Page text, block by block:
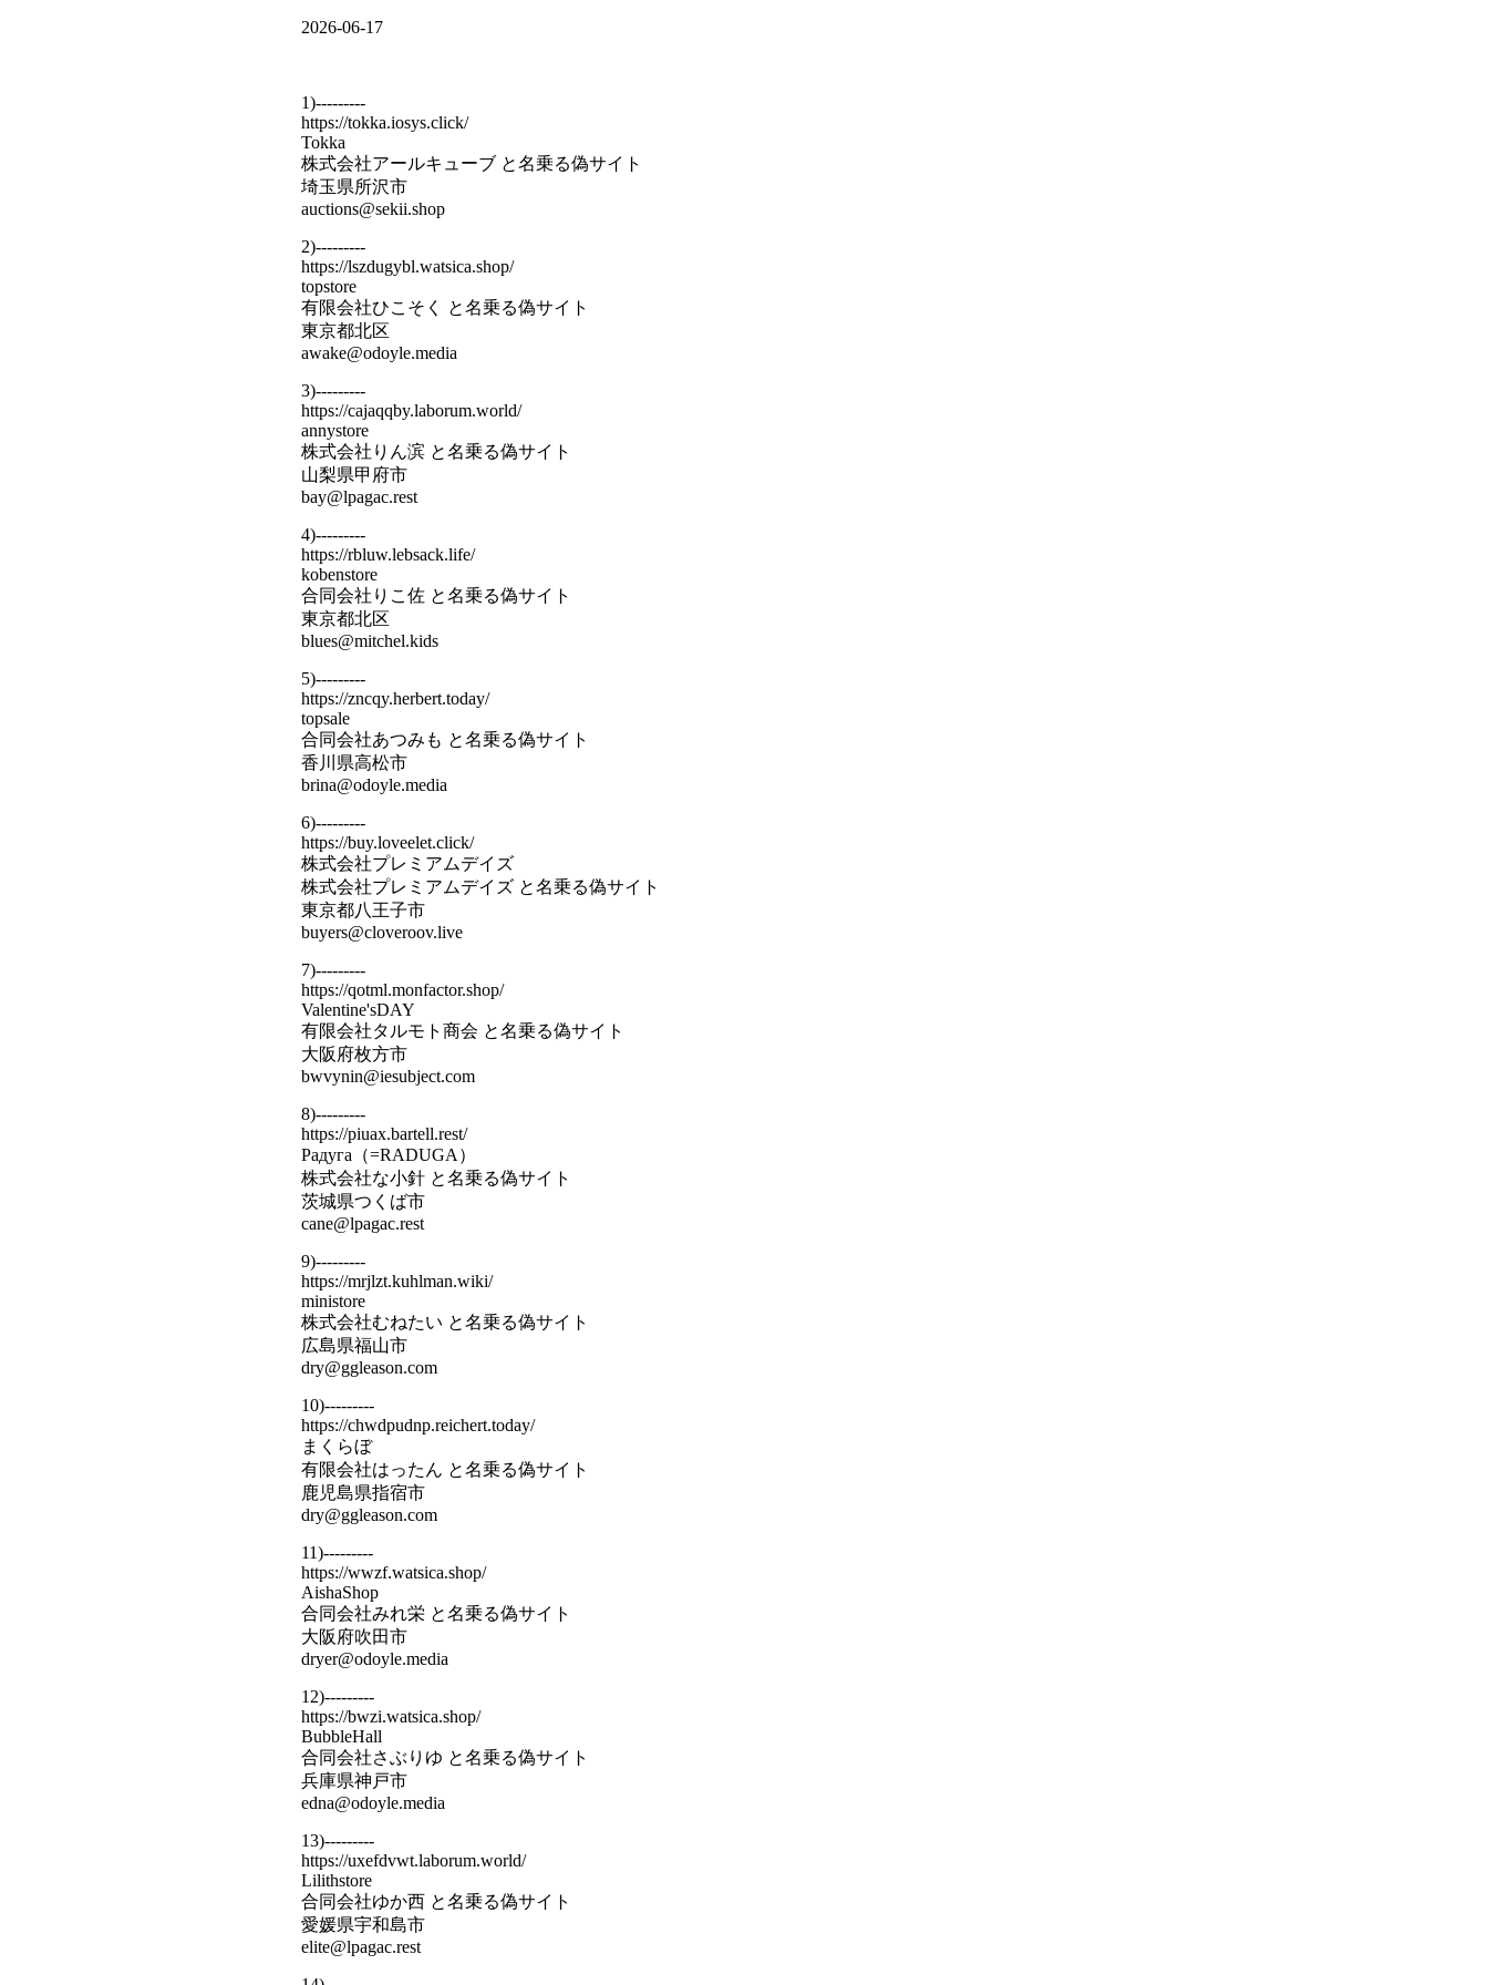
2026-06-17
1)---------
https://tokka.iosys.click/
Tokka
株式会社アールキューブ と名乗る偽サイト
埼玉県所沢市
auctions@sekii.shop
2)---------
https://lszdugybl.watsica.shop/
topstore
有限会社ひこそく と名乗る偽サイト
東京都北区
awake@odoyle.media
3)---------
https://cajaqqby.laborum.world/
annystore
株式会社りん滨 と名乗る偽サイト
山梨県甲府市
bay@lpagac.rest
4)---------
https://rbluw.lebsack.life/
kobenstore
合同会社りこ佐 と名乗る偽サイト
東京都北区
blues@mitchel.kids
5)---------
https://zncqy.herbert.today/
topsale
合同会社あつみも と名乗る偽サイト
香川県高松市
brina@odoyle.media
6)---------
https://buy.loveelet.click/
株式会社プレミアムデイズ
株式会社プレミアムデイズ と名乗る偽サイト
東京都八王子市
buyers@cloveroov.live
7)---------
https://qotml.monfactor.shop/
Valentine'sDAY
有限会社タルモト商会 と名乗る偽サイト
大阪府枚方市
bwvynin@iesubject.com
8)---------
https://piuax.bartell.rest/
Радуга（=RADUGA）
株式会社な小針 と名乗る偽サイト
茨城県つくば市
cane@lpagac.rest
9)---------
https://mrjlzt.kuhlman.wiki/
ministore
株式会社むねたい と名乗る偽サイト
広島県福山市
dry@ggleason.com
10)---------
https://chwdpudnp.reichert.today/
まくらぼ
有限会社はったん と名乗る偽サイト
鹿児島県指宿市
dry@ggleason.com
11)---------
https://wwzf.watsica.shop/
AishaShop
合同会社みれ栄 と名乗る偽サイト
大阪府吹田市
dryer@odoyle.media
12)---------
https://bwzi.watsica.shop/
BubbleHall
合同会社さぶりゆ と名乗る偽サイト
兵庫県神戸市
edna@odoyle.media
13)---------
https://uxefdvwt.laborum.world/
Lilithstore
合同会社ゆか西 と名乗る偽サイト
愛媛県宇和島市
elite@lpagac.rest